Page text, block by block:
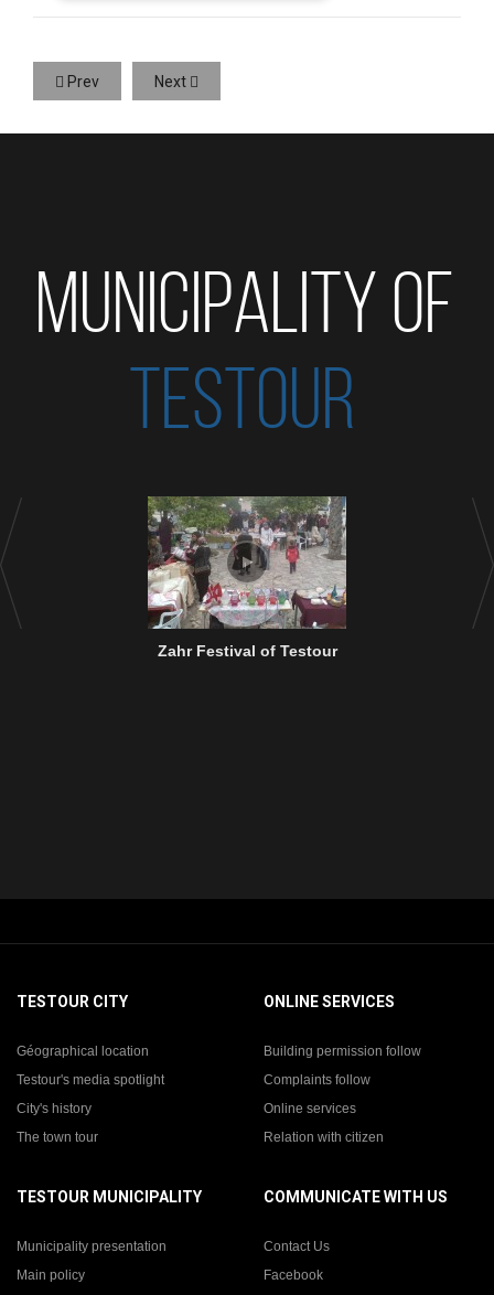
Prev Next
MUNICIPALITY OF
TESTOUR
Zahr Festival of Testour
TESTOUR CITY
Géographical location
Testour's media spotlight
City's history
The town tour
ONLINE SERVICES
Building permission follow
Complaints follow
Online services
Relation with citizen
TESTOUR MUNICIPALITY
Municipality presentation
Main policy
COMMUNICATE WITH US
Contact Us
Facebook